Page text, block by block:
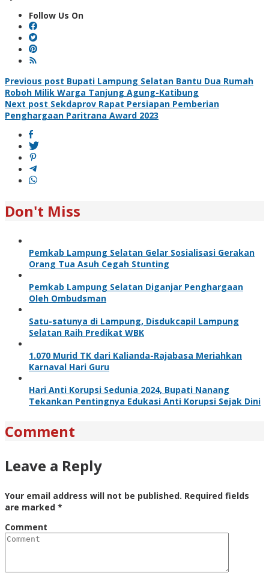
Follow Us On
Post
navigation
Previous post Bupati Lampung Selatan Bantu Dua Rumah
Roboh Milik Warga Tanjung Agung-Katibung
Next post Sekdaprov Rapat Persiapan Pemberian
Penghargaan Paritrana Award 2023
Don't Miss
Pemkab Lampung Selatan Gelar Sosialisasi Gerakan
Orang Tua Asuh Cegah Stunting
Pemkab Lampung Selatan Diganjar Penghargaan
Oleh Ombudsman
Satu-satunya di Lampung, Disdukcapil Lampung
Selatan Raih Predikat WBK
1.070 Murid TK dari Kalianda-Rajabasa Meriahkan
Karnaval Hari Guru
Hari Anti Korupsi Sedunia 2024, Bupati Nanang
Tekankan Pentingnya Edukasi Anti Korupsi Sejak Dini
Comment
Leave a Reply
Your email address will not be published. Required fields
are marked *
Comment